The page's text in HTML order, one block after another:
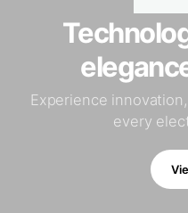
Experience
every